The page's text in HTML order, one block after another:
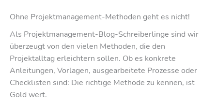
Ohne Projektmanagement-Methoden geht es nicht!
Als Projektmanagement-Blog-Schreiberlinge sind wir
überzeugt von den vielen Methoden, die den
Projektalltag erleichtern sollen. Ob es konkrete
Anleitungen, Vorlagen, ausgearbeitete Prozesse oder
Checklisten sind: Die richtige Methode zu kennen, ist
Gold wert.